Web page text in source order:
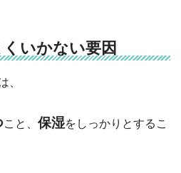
いかない要因
、
こと、 保湿をしっかりとするこ